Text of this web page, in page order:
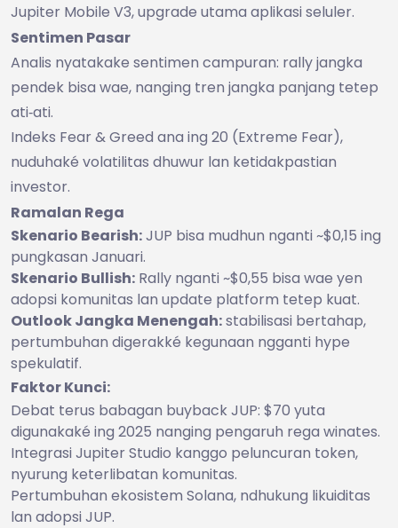
Jupiter Mobile V3, upgrade utama aplikasi seluler.
Sentimen Pasar
Analis nyatakake sentimen campuran: rally jangka
pendek bisa wae, nanging tren jangka panjang tetep
ati‑ati.
Indeks Fear & Greed ana ing 20 (Extreme Fear),
nuduhaké volatilitas dhuwur lan ketidakpastian
investor.
Ramalan Rega
Skenario Bearish:JUP bisa mudhun nganti ~$0,15 ing
pungkasan Januari.
Skenario Bullish: Rally nganti ~$0,55 bisa wae yen
adopsi komunitas lan update platform tetep kuat.
Outlook Jangka Menengah:stabilisasi bertahap,
pertumbuhan digerakké kegunaan ngganti hype
spekulatif.
Faktor Kunci:
Debat terus babagan buyback JUP: $70 yuta
digunakaké ing 2025 nanging pengaruh rega winates.
Integrasi Jupiter Studio kanggo peluncuran token,
nyurung keterlibatan komunitas.
Pertumbuhan ekosistem Solana, ndhukung likuiditas
lan adopsi JUP.